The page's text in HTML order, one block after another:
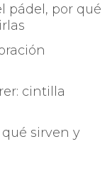
pádel, por qué
cintilla
sirven y